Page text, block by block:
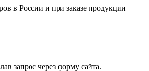
в России и при заказе продукции
запрос через форму сайта.